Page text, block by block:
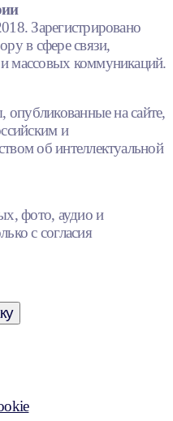
Зарегистрировано
в сфере связи,
массовых коммуникаций.
на сайте,
и
об интеллектуальной
фото, аудио и
с согласия